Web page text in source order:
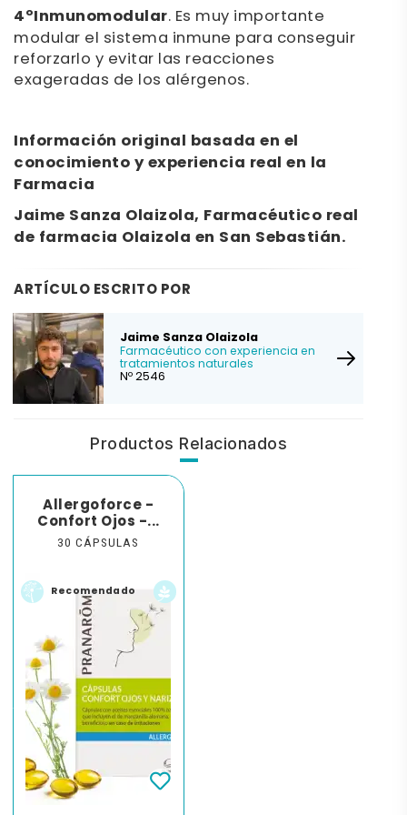
4ºInmunomodular. Es muy importante
modular el sistema inmune para conseguir
reforzarlo y evitar las reacciones
exageradas de los alérgenos.
Información original basada en el
conocimiento y experiencia real en la
Farmacia
Jaime Sanza Olaizola, Farmacéutico real
de farmacia Olaizola en San Sebastián.
ARTÍCULO ESCRITO POR
Jaime Sanza Olaizola
Farmacéutico con experiencia en
tratamientos naturales
Nº 2546
Productos Relacionados
Allergoforce -
Confort Ojos -...
30 CÁPSULAS
Recomendado